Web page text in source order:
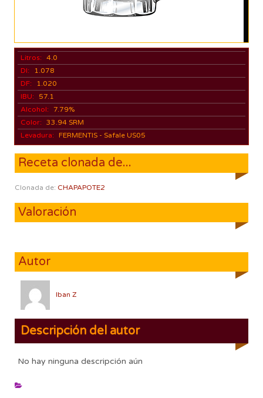
Litros: 4.0
DI:
1.078
DF:
1.020
IBU:
57.1
Alcohol: 7.79%
Color: 33.94 SRM
Levadura: FERMENTIS - Safale US05
Receta clonada de...
Clonada de: CHAPAPOTE2
Valoración
Autor
Iban Z
Descripción del autor
No hay ninguna descripción aún